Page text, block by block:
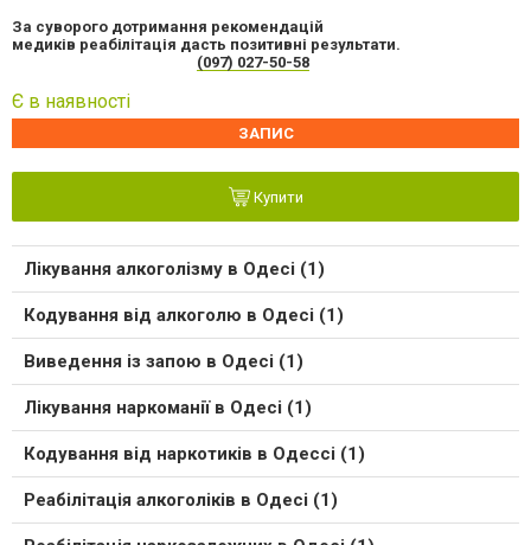
За суворого дотримання рекомендацій
медиків реабілітація дасть позитивні результати.
(097) 027-50-58
Є в наявності
ЗАПИС
Купити
Лікування алкоголізму в Одесі (1)
Кодування від алкоголю в Одесі (1)
Виведення із запою в Одесі (1)
Лікування наркоманії в Одесі (1)
Кодування від наркотиків в Одессі (1)
Реабілітація алкоголіків в Одесі (1)